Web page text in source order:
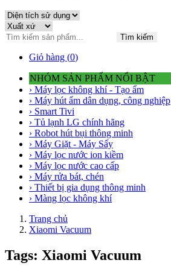
Tìm kiếm
Giỏ hàng (0)
NHÓM SẢN PHẨM NỔI BẬT
› Máy lọc không khí - Tạo ẩm
› Máy hút ẩm dân dụng, công nghiệp
› Smart Tivi
› Tủ lạnh LG chính hãng
› Robot hút bụi thông minh
› Máy Giặt - Máy Sấy
› Máy lọc nước ion kiềm
› Máy lọc nước cao cấp
› Máy rửa bát, chén
› Thiết bị gia dụng thông minh
› Màng lọc không khí
Trang chủ
Xiaomi Vacuum
Tags: Xiaomi Vacuum